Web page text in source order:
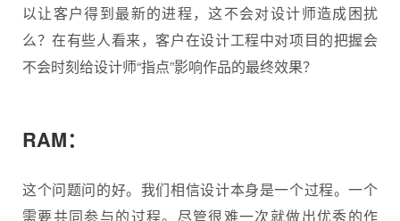
以让客户得到最新的进程，这不会对设计师造成困扰
么？在有些人看来，客户在设计工程中对项目的把握会
不会时刻给设计师“指点”影响作品的最终效果？
RAM：
这个问题问的好。我们相信设计本身是一个过程。一个
需要共同参与的过程。尽管很难一次就做出优秀的作